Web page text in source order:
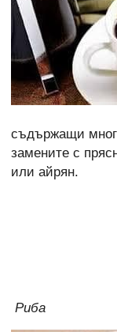
съдържащи
замените с
или айрян.
Риба